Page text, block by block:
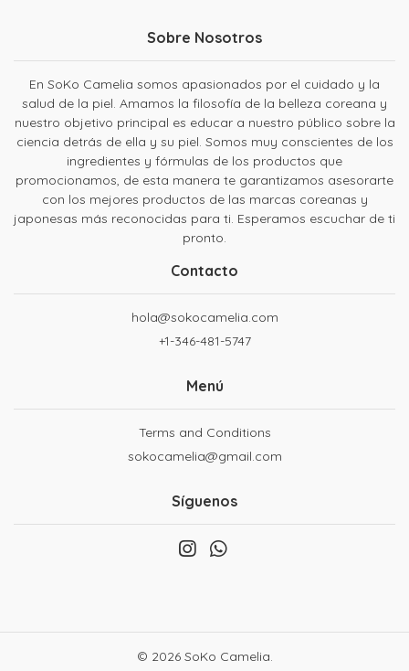
Sobre Nosotros
En SoKo Camelia somos apasionados por el cuidado y la
salud de la piel. Amamos la filosofía de la belleza coreana y
nuestro objetivo principal es educar a nuestro público sobre la
ciencia detrás de ella y su piel. Somos muy conscientes de los
ingredientes y fórmulas de los productos que
promocionamos, de esta manera te garantizamos asesorarte
con los mejores productos de las marcas coreanas y
japonesas más reconocidas para ti. Esperamos escuchar de ti
pronto.
Contacto
hola@sokocamelia.com
+1-346-481-5747
Menú
Terms and Conditions
sokocamelia@gmail.com
Síguenos
© 2026 SoKo Camelia.